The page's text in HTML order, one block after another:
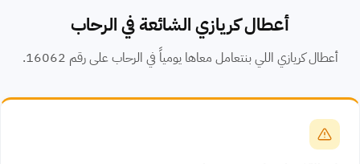
أعطال كريازي الشائعة في الرحاب
أعطال كريازي اللي بنتعامل معاها يومياً في الرحاب على رقم 16062.